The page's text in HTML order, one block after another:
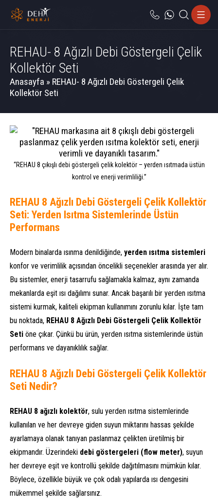
REHAU- 8 Ağızlı Debi Göstergeli Çelik
Kollektör Seti
Anasayfa » REHAU- 8 Ağızlı Debi Göstergeli Çelik
Kollektör Seti
“REHAU 8 çıkışlı debi göstergeli çelik kolektör – yerden ısıtmada üstün
kontrol ve enerji verimliliği.”
REHAU 8 Ağızlı Debi Göstergeli Çelik Kollektör
Seti: Yerden Isıtma Sistemlerinde Üstün
Performans
Modern binalarda ısınma denildiğinde, yerden ısıtma sistemleri
konfor ve verimlilik açısından öncelikli seçenekler arasında yer alır.
Bu sistemler, enerji tasarrufu sağlamakla kalmaz, aynı zamanda
mekanlarda eşit ısı dağılımı sunar. Ancak başarılı bir yerden ısıtma
sistemi kurmak, kaliteli ekipman kullanımını zorunlu kılar. İşte tam
bu noktada, REHAU 8 Ağızlı Debi Göstergeli Çelik Kollektör
Seti öne çıkar. Çünkü bu ürün, yerden ısıtma sistemlerinde üstün
performans ve dayanıklılık sağlar.
REHAU 8 Ağızlı Debi Göstergeli Çelik Kollektör
Seti Nedir?
REHAU 8 ağızlı kolektör, sulu yerden ısıtma sistemlerinde
kullanılan ve her devreye giden suyun miktarını hassas şekilde
ayarlamaya olanak tanıyan paslanmaz çelikten üretilmiş bir
ekipmandır. Üzerindeki debi göstergeleri (flow meter), suyun
her devreye eşit ve kontrollü şekilde dağıtılmasını mümkün kılar.
Böylece, özellikle büyük ve çok odalı yapılarda ısı dengesini
mükemmel şekilde sağlarsınız.